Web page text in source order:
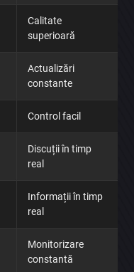
Calitate
superioară
Actualizări
constante
Control facil
Discuții în timp
real
Informații în timp
real
Monitorizare
constantă